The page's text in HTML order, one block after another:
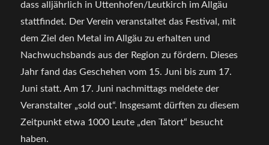
dass alljährlich in Uttenhofen/Leutkirch im Allgäu
stattfindet. Der Verein veranstaltet das Festival, mit
dem Ziel den Metal im Allgäu zu erhalten und
Nachwuchsbands aus der Region zu fördern. Dieses
Jahr fand das Geschehen vom 15. Juni bis zum 17.
Juni statt. Am 17. Juni nachmittags meldete der
Veranstalter „sold out“. Insgesamt dürften zu diesem
Zeitpunkt etwa 1000 Leute „den Tatort“ besucht
haben.